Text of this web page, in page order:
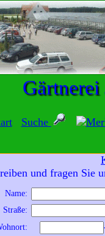
Suche
Gärtnerei
für Sie da:
8 - 18 Uhr
und fragen Sie
Name:
Straße:
unserer Dienste
zur